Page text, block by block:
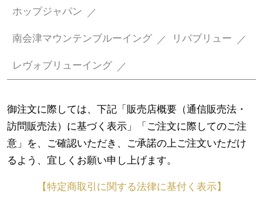
ホップジャパン
南会津マウンテンブルーイング リパブリュー
レヴォブリューイング
御注文に際しては、下記「販売店概要（通信販売法・
訪問販売法）に基づく表示」「ご注文に際してのご注
意」を、ご確認いただき、ご承諾の上ご注文いただけ
るよう、宜しくお願い申し上げます。
【特定商取引に関する法律に基付く表示】